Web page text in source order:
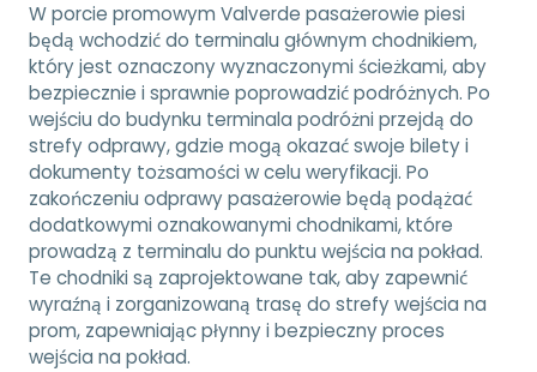
W porcie promowym Valverde pasażerowie piesi
będą wchodzić do terminalu głównym chodnikiem,
który jest oznaczony wyznaczonymi ścieżkami, aby
bezpiecznie i sprawnie poprowadzić podróżnych. Po
wejściu do budynku terminala podróżni przejdą do
strefy odprawy, gdzie mogą okazać swoje bilety i
dokumenty tożsamości w celu weryfikacji. Po
zakończeniu odprawy pasażerowie będą podążać
dodatkowymi oznakowanymi chodnikami, które
prowadzą z terminalu do punktu wejścia na pokład.
Te chodniki są zaprojektowane tak, aby zapewnić
wyraźną i zorganizowaną trasę do strefy wejścia na
prom, zapewniając płynny i bezpieczny proces
wejścia na pokład.